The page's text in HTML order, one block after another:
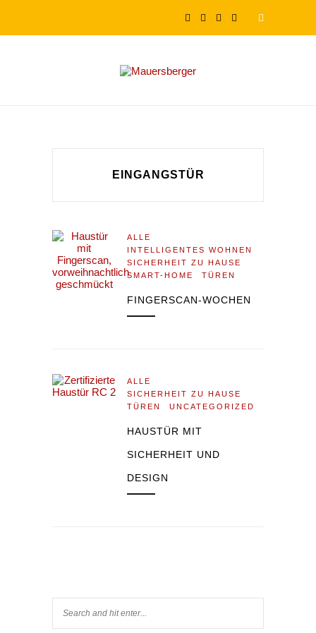
EINGANGSTÜR
ALLE
INTELLIGENTES WOHNEN
SICHERHEIT ZU HAUSE
SMART-HOME
TÜREN
FINGERSCAN-WOCHEN
ALLE
SICHERHEIT ZU HAUSE
TÜREN
UNCATEGORIZED
HAUSTÜR MIT
SICHERHEIT UND
DESIGN